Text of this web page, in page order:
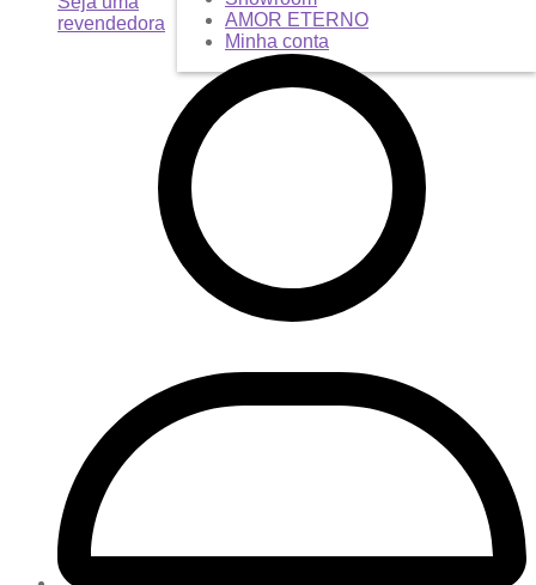
revendedora
AMOR ETERNO
Minha conta